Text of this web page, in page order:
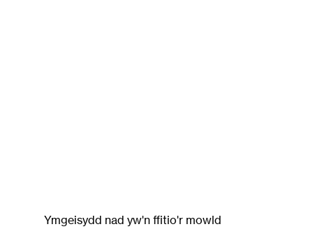
Ymgeisydd nad yw'n ffitio'r mowld